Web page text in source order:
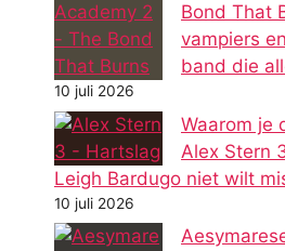
Bond That
vampiers
band die
10 juli 2026
Waarom je
Alex Stern
Leigh Bardugo niet wilt
10 juli 2026